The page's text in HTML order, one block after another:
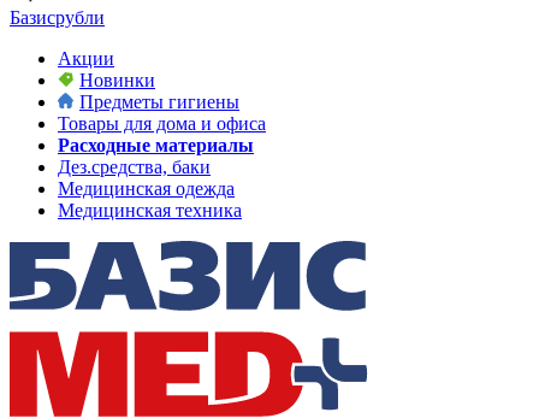
Базисрубли
Акции
Новинки
Предметы гигиены
Товары для дома и офиса
Расходные материалы
Дез.средства, баки
Медицинская одежда
Медицинская техника